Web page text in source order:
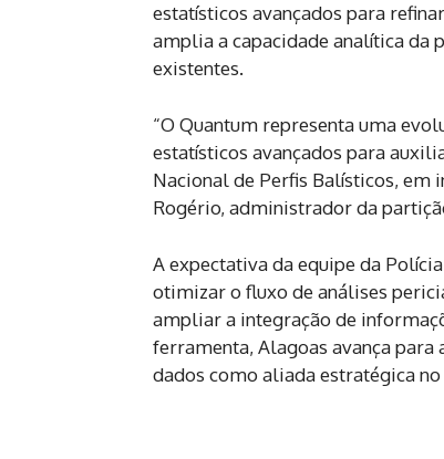
estatísticos avançados para
amplia a capacidade analítica da
existentes.
“O Quantum representa uma
estatísticos avançados para
Nacional de Perfis Balísticos, em
Rogério, administrador da
A expectativa da equipe da
otimizar o fluxo de análises
ampliar a integração de
ferramenta, Alagoas avança
dados como aliada estratégica